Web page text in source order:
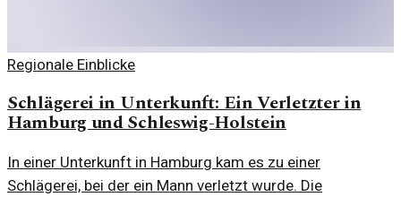
Regionale Einblicke
Schlägerei in Unterkunft: Ein Verletzter in
Hamburg und Schleswig-Holstein
In einer Unterkunft in Hamburg kam es zu einer
Schlägerei, bei der ein Mann verletzt wurde. Die